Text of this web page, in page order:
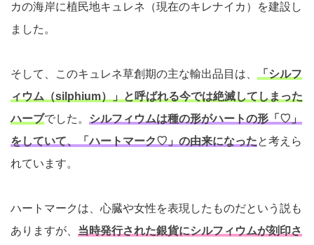
カの海岸に植民地キュレネ（現在のキレナイカ）を建設し
ました。
そして、このキュレネ草創期の主な輸出品目は、
「シルフ
ィウム（silphium）」と呼ばれる今では絶滅してしまった
ハーブでした。 シルフィウムは種の形がハートの形「♡」
をしていて、「ハートマーク♡」の由来になったと考えら
れています。
ハートマークは、心臓や女性を表現したものだという説も
ありますが、 当時発行された銀貨にシルフィウムが刻印さ